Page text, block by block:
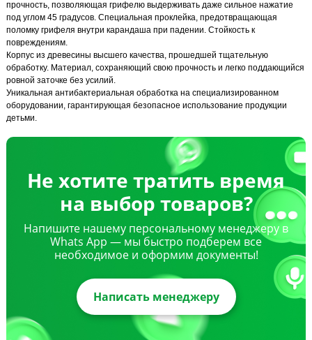
прочность, позволяющая грифелю выдерживать даже сильное нажатие
под углом 45 градусов. Специальная проклейка, предотвращающая
поломку грифеля внутри карандаша при падении. Стойкость к
повреждениям.
Корпус из древесины высшего качества, прошедшей тщательную
обработку. Материал, сохраняющий свою прочность и легко поддающийся
ровной заточке без усилий.
Уникальная антибактериальная обработка на специализированном
оборудовании, гарантирующая безопасное использование продукции
детьми.
Не хотите тратить время
на выбор товаров?
Напишите нашему персональному менеджеру в
Whats App — мы быстро подберем все
необходимое и оформим документы!
Написать менеджеру